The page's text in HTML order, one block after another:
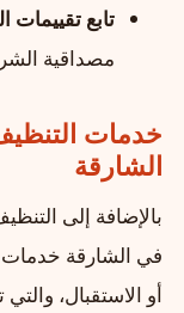
تابع تقييمات
مصداقية
خدمات
الشارقة
بالإضافة إلى
في الشارقة خدمات
أو الاستقبال،